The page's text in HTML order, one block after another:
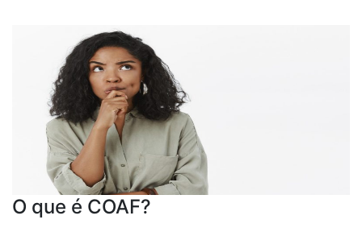
O que é COAF?